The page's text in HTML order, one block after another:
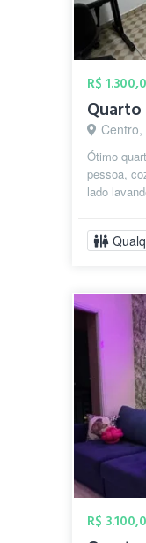
R$
Centro,
Ótimo
pessoa,
lado
R$